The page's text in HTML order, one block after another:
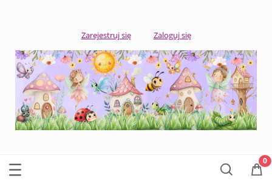
Zarejestruj się Zaloguj się